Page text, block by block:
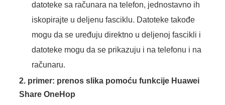
datoteke sa računara na telefon, jednostavno ih
iskopirajte u deljenu fasciklu. Datoteke takođe
mogu da se uređuju direktno u deljenoj fascikli i
datoteke mogu da se prikazuju i na telefonu i na
računaru.
2. primer: prenos slika pomoću funkcije Huawei
Share OneHop